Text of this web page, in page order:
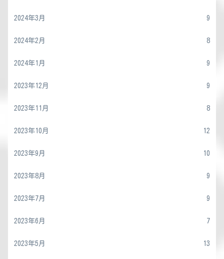
2024年3月 9
2024年2月 8
2024年1月 9
2023年12月 9
2023年11月 8
2023年10月 12
2023年9月 10
2023年8月 9
2023年7月 9
2023年6月 7
2023年5月 13